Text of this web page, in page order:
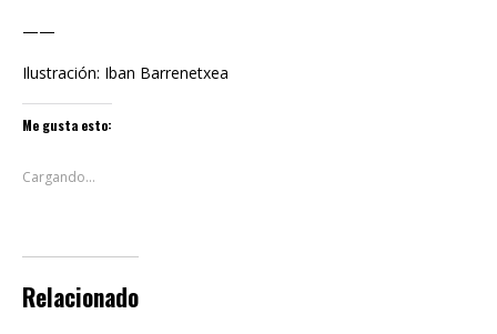
——
Ilustración: Iban Barrenetxea
Me gusta esto:
Cargando...
Relacionado